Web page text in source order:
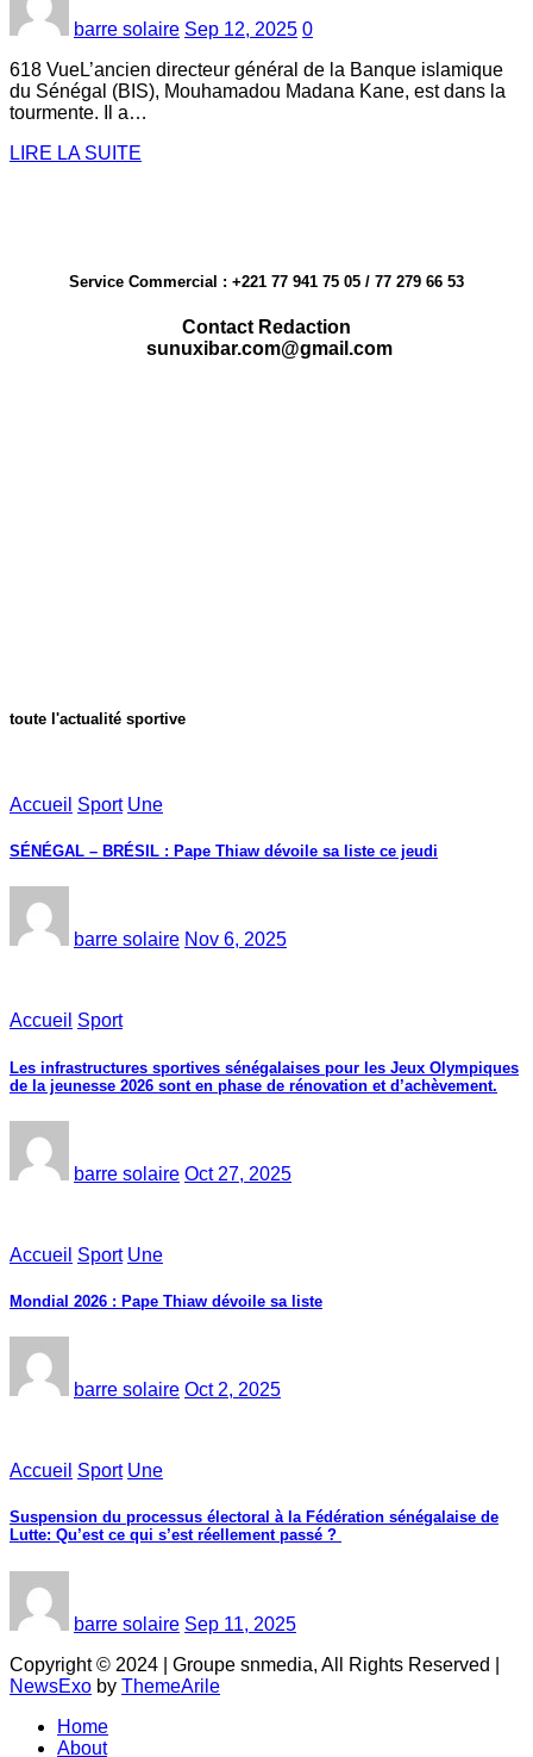
barre solaire Sep 12, 2025 0
618 Vue‎L’ancien directeur général de la Banque islamique
du Sénégal (BIS), Mouhamadou Madana Kane, est dans la
tourmente. Il a…
LIRE LA SUITE
Service Commercial : +221 77 941 75 05 / 77 279 66 53
Contact Redaction
sunuxibar.com@gmail.com
toute l'actualité sportive
Accueil Sport Une
SÉNÉGAL – BRÉSIL : Pape Thiaw dévoile sa liste ce jeudi
barre solaire Nov 6, 2025
Accueil Sport
Les infrastructures sportives sénégalaises pour les Jeux Olympiques
de la jeunesse 2026 sont en phase de rénovation et d’achèvement.
barre solaire Oct 27, 2025
Accueil Sport Une
Mondial 2026 : Pape Thiaw dévoile sa liste
barre solaire Oct 2, 2025
Accueil Sport Une
‎Suspension du processus électoral à la Fédération sénégalaise de
Lutte: Qu’est ce qui s’est réellement passé ? ‎‎
barre solaire Sep 11, 2025
Copyright © 2024 | Groupe snmedia, All Rights Reserved
NewsExo by ThemeArile
Home
About